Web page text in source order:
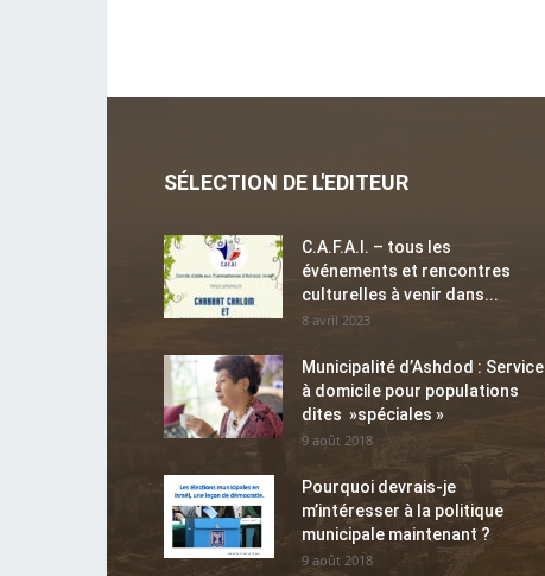
SÉLECTION DE L'EDITEUR
C.A.F.A.I. – tous les
événements et rencontres
culturelles à venir dans...
8 avril 2023
Municipalité d’Ashdod : Service
à domicile pour populations
dites »spéciales »
9 août 2018
Pourquoi devrais-je
m’intéresser à la politique
municipale maintenant ?
9 août 2018